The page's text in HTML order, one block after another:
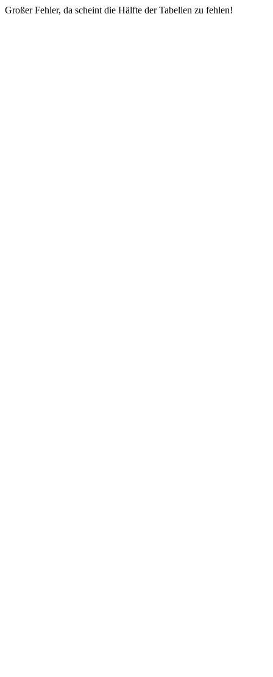
Großer Fehler, da scheint die Hälfte der Tabellen zu fehlen!